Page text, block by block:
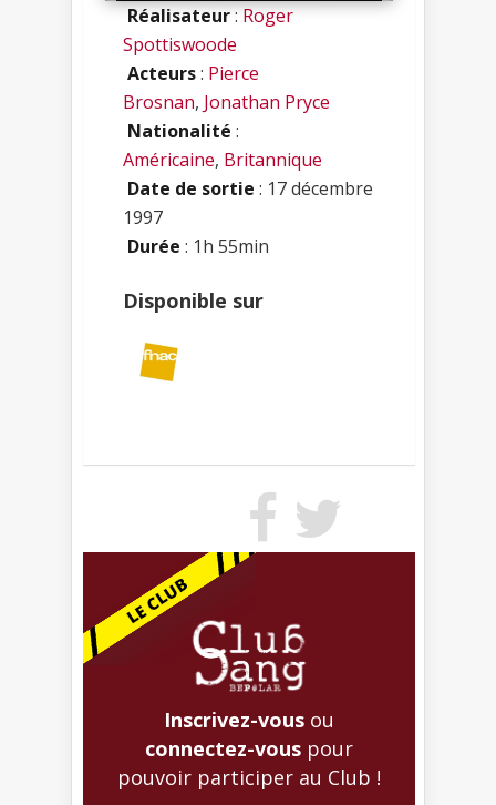
Réalisateur:Roger
Spottiswoode
Acteurs: Pierce
Brosnan, Jonathan Pryce
Nationalité :
Américaine, Britannique
Date de sortie : 17 décembre
1997
Durée : 1h 55min
Disponible sur
Inscrivez-vous ou
connectez-vous pour
pouvoir participer au Club !